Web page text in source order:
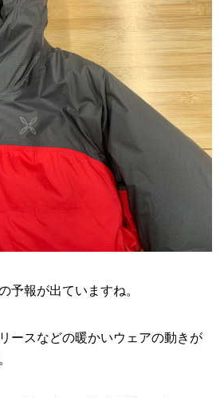
予報が出ていますね。
ースなどの暖かいウェアの動きが